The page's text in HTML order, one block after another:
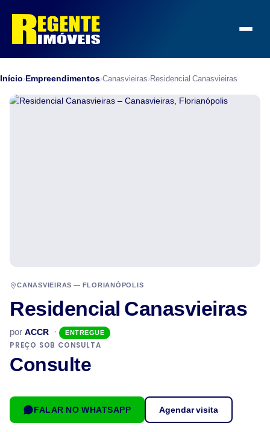
Início›Empreendimentos›Canasvieiras›Residencial Canasvieiras
CANASVIEIRAS — FLORIANÓPOLIS
Residencial Canasvieiras
por ACCR ·
ENTREGUE
PREÇO SOB CONSULTA
Consulte
FALAR NO WHATSAPP Agendar visita